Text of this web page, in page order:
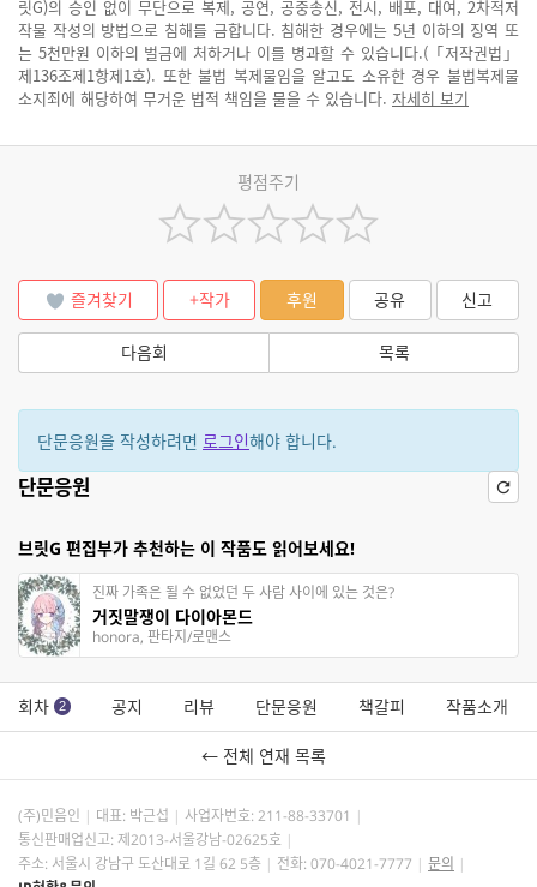
릿G)의 승인 없이 무단으로 복제, 공연, 공중송신, 전시, 배포, 대여, 2차적저
작물 작성의 방법으로 침해를 금합니다. 침해한 경우에는 5년 이하의 징역 또
는 5천만원 이하의 벌금에 처하거나 이를 병과할 수 있습니다.(「저작권법」
제136조제1항제1호). 또한 불법 복제물임을 알고도 소유한 경우 불법복제물
소지죄에 해당하여 무거운 법적 책임을 물을 수 있습니다. 자세히 보기
평점주기
즐겨찾기 +작가 후원 공유 신고
다음회 목록
단문응원을 작성하려면 로그인해야 합니다.
단문응원
브릿G 편집부가 추천하는 이 작품도 읽어보세요!
진짜 가족은 될 수 없었던 두 사람 사이에 있는 것은?
거짓말쟁이 다이아몬드
honora, 판타지/로맨스
회차 2 공지 리뷰 단문응원 책갈피 작품소개
← 전체 연재 목록
(주)민음인 대표: 박근섭 사업자번호: 211-88-33701
통신판매업신고: 제2013-서울강남-02625호
주소: 서울시 강남구 도산대로 1길 62 5층
전화: 070-4021-7777
문의